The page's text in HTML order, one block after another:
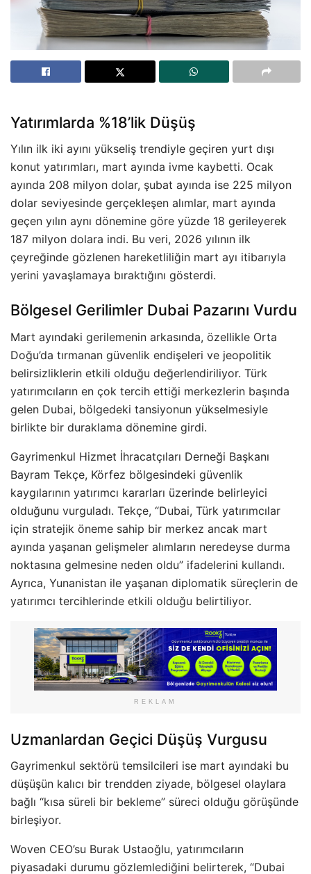
Yatırımlarda %18’lik Düşüş
Yılın ilk iki ayını yükseliş trendiyle geçiren yurt dışı
konut yatırımları, mart ayında ivme kaybetti. Ocak
ayında 208 milyon dolar, şubat ayında ise 225 milyon
dolar seviyesinde gerçekleşen alımlar, mart ayında
geçen yılın aynı dönemine göre yüzde 18 gerileyerek
187 milyon dolara indi. Bu veri, 2026 yılının ilk
çeyreğinde gözlenen hareketliliğin mart ayı itibarıyla
yerini yavaşlamaya bıraktığını gösterdi.
Bölgesel Gerilimler Dubai Pazarını Vurdu
Mart ayındaki gerilemenin arkasında, özellikle Orta
Doğu’da tırmanan güvenlik endişeleri ve jeopolitik
belirsizliklerin etkili olduğu değerlendiriliyor. Türk
yatırımcıların en çok tercih ettiği merkezlerin başında
gelen Dubai, bölgedeki tansiyonun yükselmesiyle
birlikte bir duraklama dönemine girdi.
Gayrimenkul Hizmet İhracatçıları Derneği Başkanı
Bayram Tekçe, Körfez bölgesindeki güvenlik
kaygılarının yatırımcı kararları üzerinde belirleyici
olduğunu vurguladı. Tekçe, “Dubai, Türk yatırımcılar
için stratejik öneme sahip bir merkez ancak mart
ayında yaşanan gelişmeler alımların neredeyse durma
noktasına gelmesine neden oldu” ifadelerini kullandı.
Ayrıca, Yunanistan ile yaşanan diplomatik süreçlerin de
yatırımcı tercihlerinde etkili olduğu belirtiliyor.
REKLAM
Uzmanlardan Geçici Düşüş Vurgusu
Gayrimenkul sektörü temsilcileri ise mart ayındaki bu
düşüşün kalıcı bir trendden ziyade, bölgesel olaylara
bağlı “kısa süreli bir bekleme” süreci olduğu görüşünde
birleşiyor.
Woven CEO’su Burak Ustaoğlu, yatırımcıların
piyasadaki durumu gözlemlediğini belirterek, “Dubai